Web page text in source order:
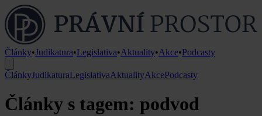
Články•Judikatura•Legislativa•Aktuality•Akce•Podcasty
ČlánkyJudikaturaLegislativaAktualityAkcePodcasty
Články s tagem: podvod